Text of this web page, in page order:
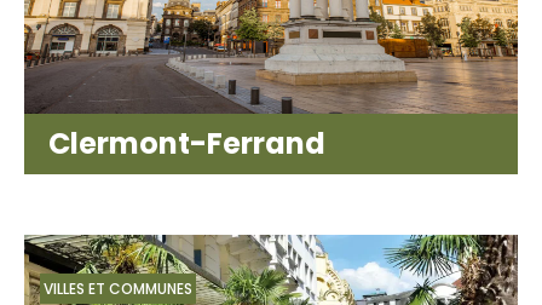
Clermont-Ferrand
VILLES ET COMMUNES